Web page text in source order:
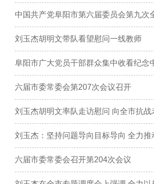
中国共产党阜阳市第六届委员会第九次
刘玉杰胡明文带队看望慰问一线教师
六届市委常委会第207次会议召开
刘玉杰胡明文率队走访慰问 向全市抗
刘玉杰：坚持问题导向目标导向 全力
六届市委常委会召开第204次会议